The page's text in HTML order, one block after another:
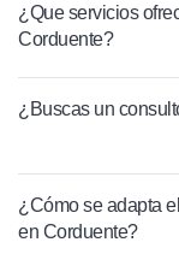
¿Que servicios
Corduente?
¿Buscas un
¿Cómo se adapta
en Corduente?